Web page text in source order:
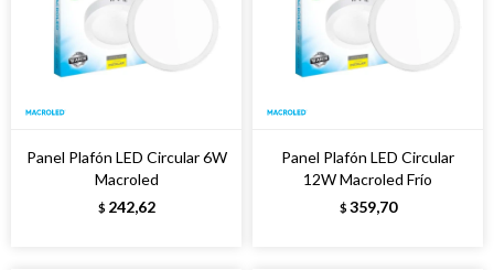
Panel Plafón LED Circular 6W
Macroled
$ 242,62
Panel Plafón LED Circular
12W Macroled Frío
$ 359,70